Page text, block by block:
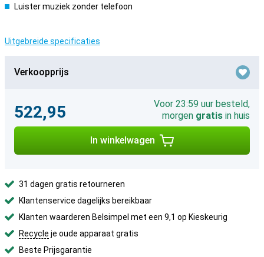
Luister muziek zonder telefoon
Uitgebreide specificaties
Verkoopprijs
522,95
Voor 23:59 uur besteld,
morgen gratis in huis
In winkelwagen
31 dagen gratis retourneren
Klantenservice dagelijks bereikbaar
Klanten waarderen Belsimpel met een 9,1 op Kieskeurig
Recycle je oude apparaat gratis
Beste Prijsgarantie